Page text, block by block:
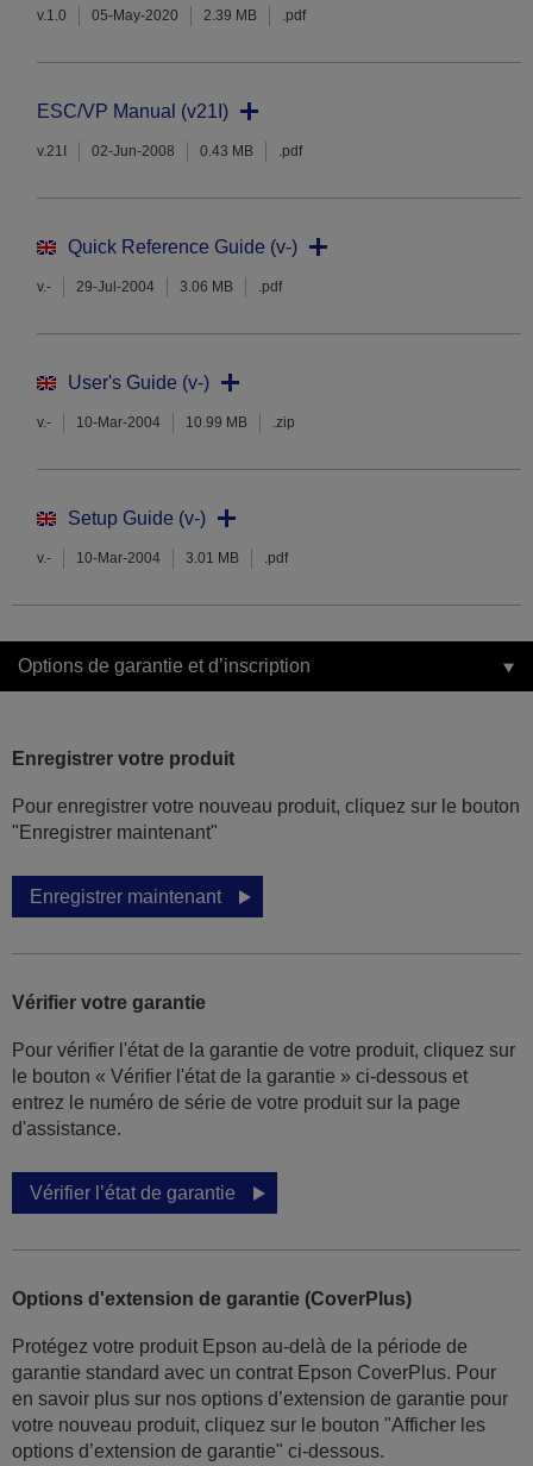
v.1.0 05-May-2020 2.39 MB .pdf
ESC/VP Manual (v21I)
v.21I 02-Jun-2008 0.43 MB .pdf
Quick Reference Guide (v-)
v.- 29-Jul-2004 3.06 MB .pdf
User's Guide (v-)
v.- 10-Mar-2004 10.99 MB .zip
Setup Guide (v-)
v.- 10-Mar-2004 3.01 MB .pdf
Options de garantie et d’inscription
Enregistrer votre produit
Pour enregistrer votre nouveau produit, cliquez sur le bouton
"Enregistrer maintenant"
Enregistrer maintenant
Vérifier votre garantie
Pour vérifier l'état de la garantie de votre produit, cliquez sur
le bouton « Vérifier l'état de la garantie » ci-dessous et
entrez le numéro de série de votre produit sur la page
d'assistance.
Vérifier l’état de garantie
Options d'extension de garantie (CoverPlus)
Protégez votre produit Epson au-delà de la période de
garantie standard avec un contrat Epson CoverPlus. Pour
en savoir plus sur nos options d’extension de garantie pour
votre nouveau produit, cliquez sur le bouton "Afficher les
options d’extension de garantie" ci-dessous.